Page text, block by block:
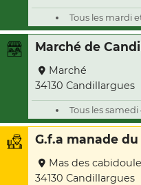
Tous les mardi
Marché de
Marché
34130 Candillargues
Tous les samedi
G.f.a manade
Mas des
34130 Candillargues